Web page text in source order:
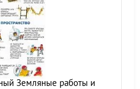
Земляные работы и